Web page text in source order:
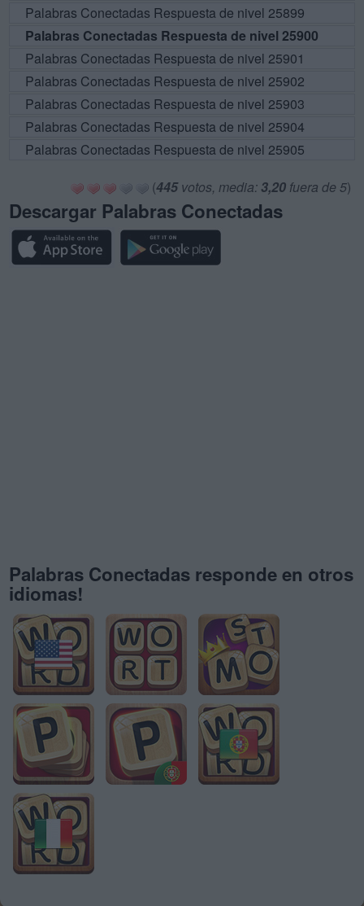
Palabras Conectadas Respuesta de nivel 25899
Palabras Conectadas Respuesta de nivel 25900
Palabras Conectadas Respuesta de nivel 25901
Palabras Conectadas Respuesta de nivel 25902
Palabras Conectadas Respuesta de nivel 25903
Palabras Conectadas Respuesta de nivel 25904
Palabras Conectadas Respuesta de nivel 25905
(445votos, media: 3,20 fuera de 5)
Descargar Palabras Conectadas
Palabras Conectadas responde en otros
idiomas!